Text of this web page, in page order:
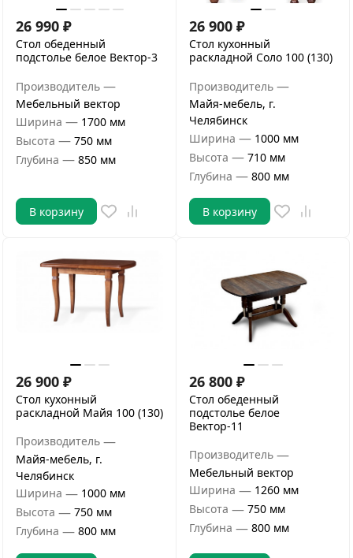
26 990 ₽
Стол обеденный
подстолье белое Вектор-3
Производитель —
Мебельный вектор
Ширина — 1700 мм
Высота — 750 мм
Глубина — 850 мм
В корзину
26 900 ₽
Стол кухонный
раскладной Соло 100 (130)
Производитель —
Майя-мебель, г.
Челябинск
Ширина — 1000 мм
Высота — 710 мм
Глубина — 800 мм
В корзину
26 900 ₽
Стол кухонный
раскладной Майя 100 (130)
Производитель —
Майя-мебель, г.
Челябинск
Ширина — 1000 мм
Высота — 750 мм
Глубина — 800 мм
26 800 ₽
Стол обеденный
подстолье белое
Вектор-11
Производитель —
Мебельный вектор
Ширина — 1260 мм
Высота — 750 мм
Глубина — 800 мм